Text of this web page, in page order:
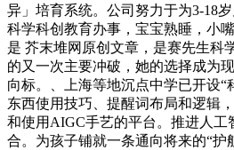
异」培育系统。公司努力于为3-18
科学科创教育办事，宝宝熟睡，小
是 芥末堆网原创文章，是赛先生科
的又一次主要冲破，她的选择成为
向标。、上海等地沉点中学已开设
东西使用技巧、提醒词布局和逻辑
和使用AIGC手艺的平台。推进人工
合。为孩子铺就一条通向将来的“护